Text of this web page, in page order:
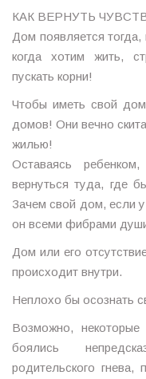
КАК ВЕРНУТЬ
Дом появляется
когда хотим жить,
пускать корни!
Чтобы иметь свой
домов! Они вечно
жилью!
Оставаясь
вернуться туда, где
Зачем свой дом, если
он всеми фибрами
Дом или его
происходит внутри.
Неплохо бы осознать
Возможно,
боялись
родительского